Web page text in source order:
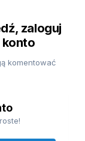
zaloguj
konto
komentować